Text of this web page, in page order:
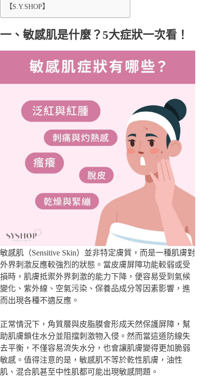
【S.Y.SHOP】
一、敏感肌是什麼？5大症狀一次看！
敏感肌（Sensitive Skin） 並非特定膚質，而是一種肌膚對
外界刺激反應較強烈的狀態。當皮膚屏障功能較弱或受
損時，肌膚抵禦外界刺激的能力下降，便容易受到氣候
變化、紫外線、空氣污染、保養品成分等因素影響，進
而出現各種不適反應。
正常情況下，角質層與皮脂膜會形成天然保護屏障，幫
助肌膚鎖住水分並阻擋刺激物入侵。然而當這道防線失
去平衡，不僅容易流失水分，也會讓肌膚變得更加脆弱
敏感。值得注意的是，敏感肌不等於乾性肌膚，油性
肌、混合肌甚至中性肌都可能出現敏感問題。